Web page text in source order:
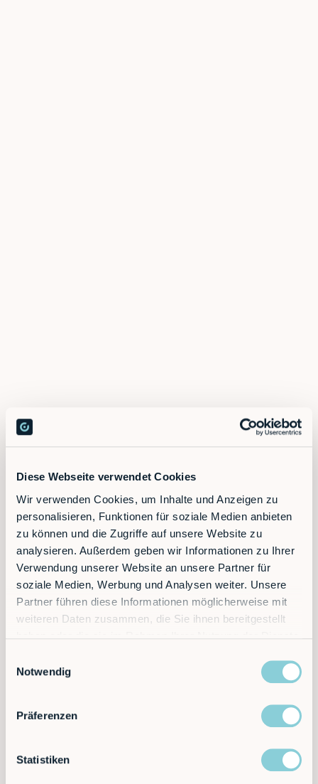
Diese Webseite verwendet Cookies
Wir verwenden Cookies, um Inhalte und Anzeigen zu
personalisieren, Funktionen für soziale Medien anbieten
zu können und die Zugriffe auf unsere Website zu
analysieren. Außerdem geben wir Informationen zu Ihrer
Verwendung unserer Website an unsere Partner für
soziale Medien, Werbung und Analysen weiter. Unsere
Partner führen diese Informationen möglicherweise mit
weiteren Daten zusammen, die Sie ihnen bereitgestellt
Notwendig
Präferenzen
Statistiken